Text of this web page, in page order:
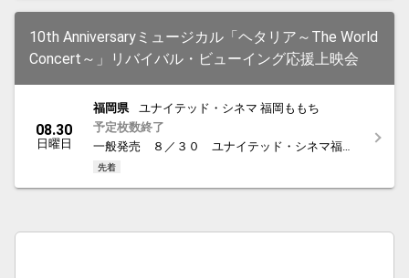
10th Anniversaryミュージカル「ヘタリア～The World
Concert～」リバイバル・ビューイング応援上映会
08.30
日曜日
福岡県
ユナイテッド・シネマ 福岡ももち
予定枚数終了
一般発売 ８／３０ ユナイテッド・シネマ福岡
ももち
先着